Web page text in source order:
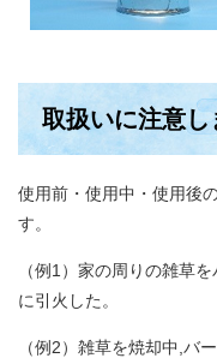
取扱いに注意し
使用前・使用中・使用後
す。
（例1）家の周りの雑草
に引火した。
（例2）雑草を焼却中,バ